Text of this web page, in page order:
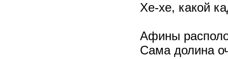
Хе-хе, какой
Афины
Сама долина